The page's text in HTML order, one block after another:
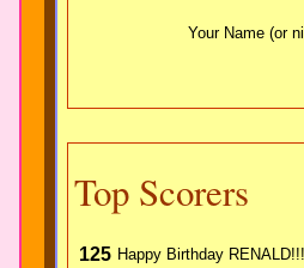
Your Name (or
Top Scorers
125 Happy Birthday RENALD!!!